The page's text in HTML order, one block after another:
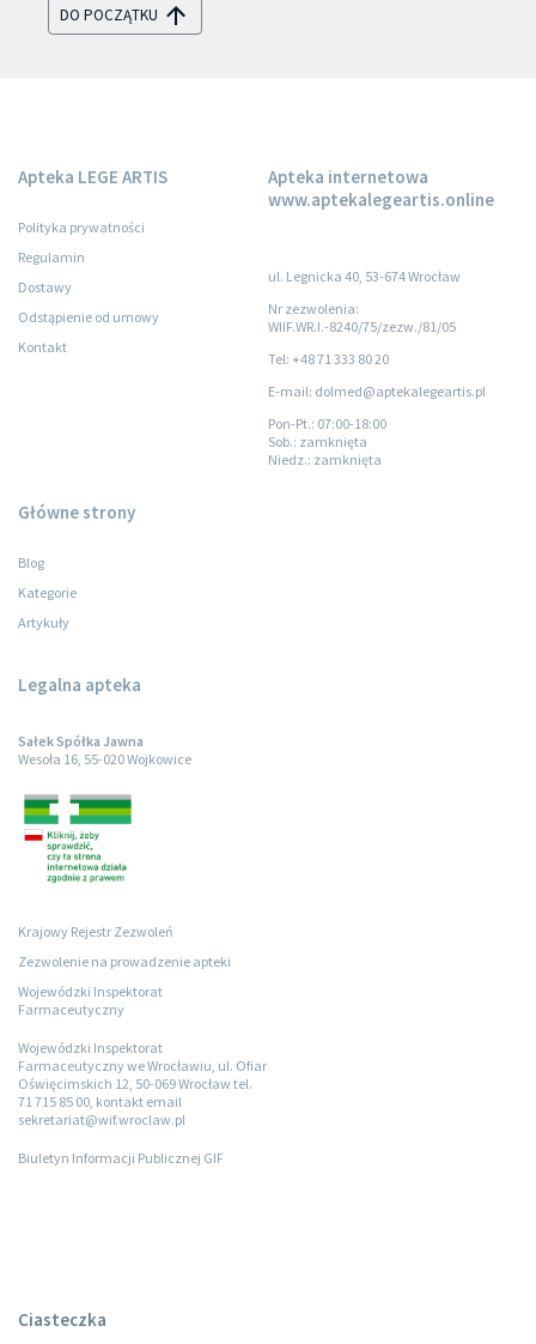
DO POCZĄTKU
Apteka LEGE ARTIS
Polityka prywatności
Regulamin
Dostawy
Odstąpienie od umowy
Kontakt
Apteka internetowa
www.aptekalegeartis.online
ul. Legnicka 40, 53-674 Wrocław
Nr zezwolenia:
WIIF.WR.I.-8240/75/zezw./81/05
Tel: +48 71 333 80 20
E-mail: dolmed@aptekalegeartis.pl
Pon-Pt.: 07:00-18:00
Sob.: zamknięta
Niedz.: zamknięta
Główne strony
Blog
Kategorie
Artykuły
Legalna apteka
Sałek Spółka Jawna
Wesoła 16, 55-020 Wojkowice
Krajowy Rejestr Zezwoleń
Zezwolenie na prowadzenie apteki
Wojewódzki Inspektorat
Farmaceutyczny
Wojewódzki Inspektorat
Farmaceutyczny we Wrocławiu, ul. Ofiar
Oświęcimskich 12, 50-069 Wrocław tel.
71 715 85 00, kontakt email
sekretariat@wif.wroclaw.pl
Biuletyn Informacji Publicznej GIF
Ciasteczka